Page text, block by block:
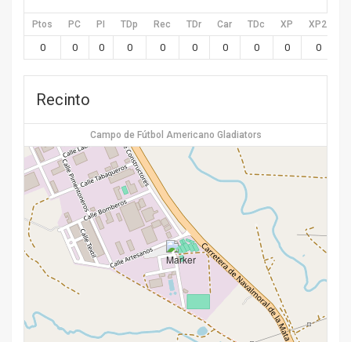
Ptos PC PI TDp Rec TDr Car TDc XP XP2
0 0 0 0 0 0 0 0 0 0
Recinto
Campo de Fútbol Americano Gladiators